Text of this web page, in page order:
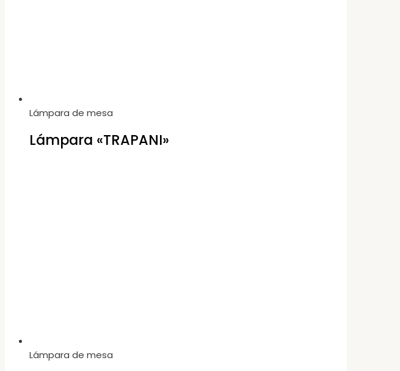
Lámpara de mesa
Lámpara «TRAPANI»
Lámpara de mesa